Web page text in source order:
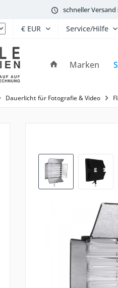
schneller
Service/Hilfe
Marken
Dauerlicht für Fotografie & Video